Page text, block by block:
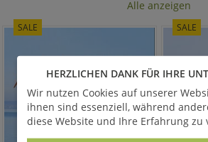
Alle anzeigen
SALE SALE
HERZLICHEN DANK FÜR IHRE
Wir nutzen Cookies auf unserer
ihnen sind essenziell, während
diese Website und Ihre Erfahrung zu